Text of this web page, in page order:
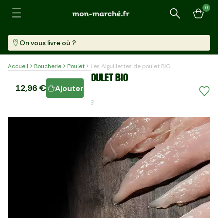
Recherche
0
On vous livre où ?
Accueil Boucherie Poulet Les Aiguillettes de poulet BIO
Les Aiguillettes de poulet BIO
48,00 €/kg
12,96 € Ajouter